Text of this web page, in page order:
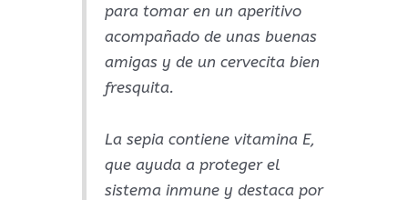
para tomar en un aperitivo
acompañado de unas buenas
amigas y de un cervecita bien
fresquita.
La sepia contiene vitamina E,
que ayuda a proteger el
sistema inmune y destaca por